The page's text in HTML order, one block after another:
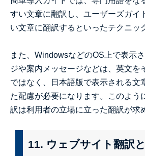
すい文章に翻訳し、ユーザーズガイ
い文章に翻訳するといったテクニッ
また、WindowsなどのOS上で表示
ジや案内メッセージなどは、英文を
ではなく、日本語版で表示される文
た配慮が必要になります。このよう
訳は利用者の立場に立った翻訳が求
11. ウェブサイト翻訳